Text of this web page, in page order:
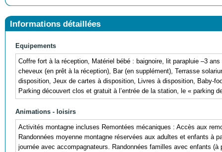
Informations détaillées
Equipements
Coffre fort à la réception, Matériel bébé : baignoire, lit parapluie –3
cheveux (en prêt à la réception), Bar (en supplément), Terrasse
disposition, Jeux de cartes à disposition, Livres à disposition, Baby-
Parking découvert clos et gratuit à l’entrée de la station, le « parking
Animations - loisirs
Activités montagne incluses Remontées mécaniques : Accès aux
Randonnées moyenne montagne réservées aux adultes et enfants à
journée avec accompagnateurs. Randonnées familles avec enfants